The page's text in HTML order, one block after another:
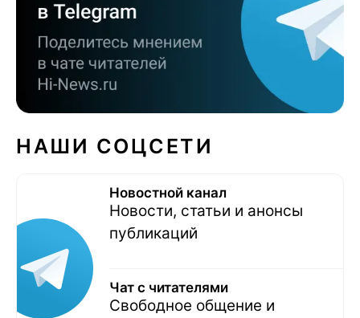
НАШИ СОЦСЕТИ
Новостной канал
Новости, статьи и анонсы
публикаций
Чат с читателями
Свободное общение и